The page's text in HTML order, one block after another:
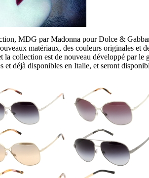
MDG par Madonna pour Dolce &
matériaux, des couleurs originales et
collection est de nouveau développé par le
et déjà disponibles en Italie, et seront